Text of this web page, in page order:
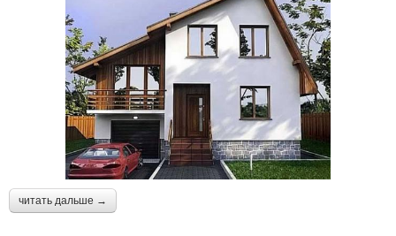
читать дальше →